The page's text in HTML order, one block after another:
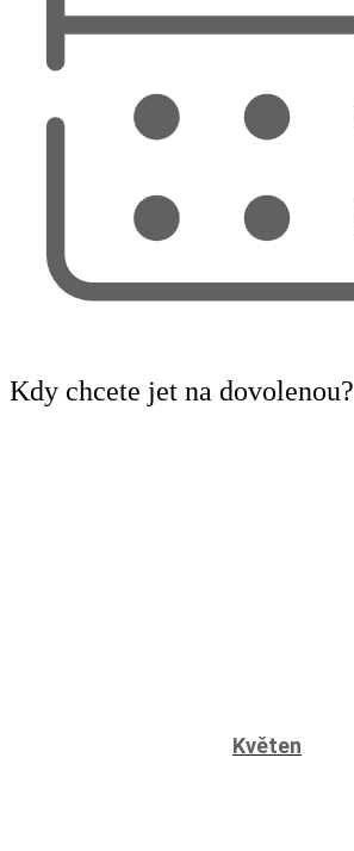
Kdy chcete jet na dovolenou?
Květen